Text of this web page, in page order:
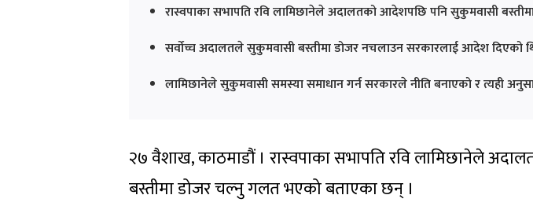
रास्वपाका सभापति रवि लामिछानेले अदालतको आदेशपछि पनि सुकुमवासी
सर्वोच्च अदालतले सुकुमवासी बस्तीमा डोजर नचलाउन सरकारलाई आदेश दिएको
लामिछानेले सुकुमवासी समस्या समाधान गर्न सरकारले नीति बनाएको र त्यही
२७ वैशाख, काठमाडौं । रास्वपाका सभापति रवि लामिछानेले
बस्तीमा डोजर चल्नु गलत भएको बताएका छन् ।